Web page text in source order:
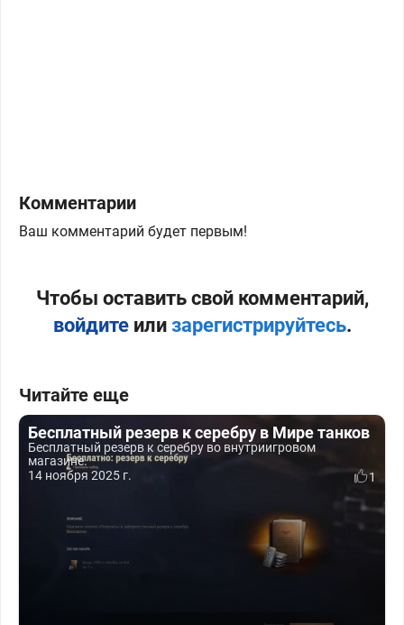
Комментарии
Ваш комментарий будет первым!
Чтобы оставить свой комментарий,
войдитеили зарегистрируйтесь.
Читайте еще
Бесплатный резерв к серебру в Мире танков
Бесплатный резерв к серебру во внутриигровом
магазине.
14 ноября 2025 г.
1